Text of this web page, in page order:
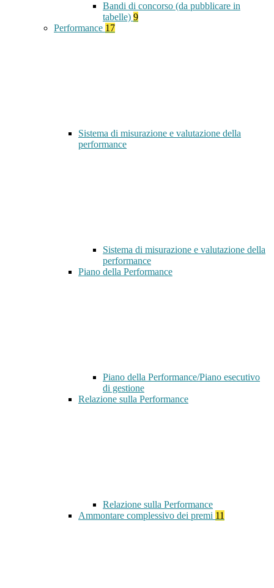
Bandi di concorso (da pubblicare in
tabelle) 9
Performance 17
Sistema di misurazione e valutazione della
performance
Sistema di misurazione e valutazione della
performance
Piano della Performance
Piano della Performance/Piano esecutivo
di gestione
Relazione sulla Performance
Relazione sulla Performance
Ammontare complessivo dei premi 11